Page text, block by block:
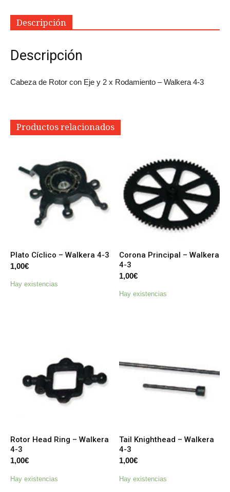
Descripción
Descripción
Cabeza de Rotor con Eje y 2 x Rodamiento – Walkera 4-3
Productos relacionados
Plato Cíclico – Walkera 4-3
1,00€
Hay existencias
Corona Principal – Walkera
4-3
1,00€
Hay existencias
Rotor Head Ring – Walkera
4-3
1,00€
Hay existencias
Tail Knighthead – Walkera
4-3
1,00€
Hay existencias